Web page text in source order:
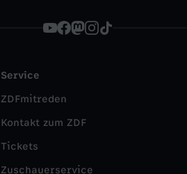
Service
ZDFmitreden
Kontakt zum ZDF
Tickets
Zuschauerservice